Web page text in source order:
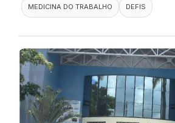
MEDICINA DO TRABALHO
DEFIS